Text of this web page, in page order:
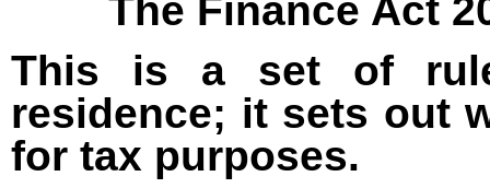
The Finance Act
This is a set of
residence; it sets out
for tax purposes.